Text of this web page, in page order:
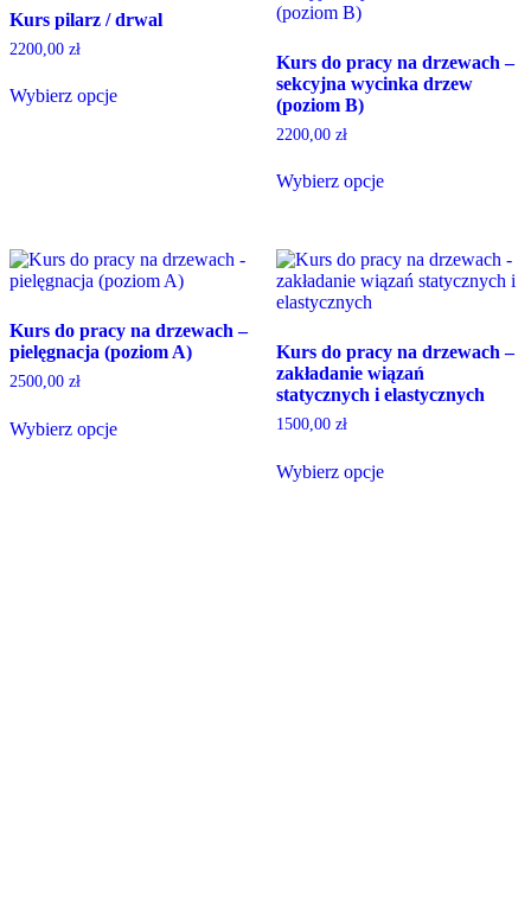
Kurs pilarz / drwal
2200,00 zł
Wybierz opcje
Kurs do pracy na drzewach –
sekcyjna wycinka drzew
(poziom B)
2200,00 zł
Wybierz opcje
Kurs do pracy na drzewach –
pielęgnacja (poziom A)
2500,00 zł
Wybierz opcje
Kurs do pracy na drzewach –
zakładanie wiązań
statycznych i elastycznych
1500,00 zł
Wybierz opcje